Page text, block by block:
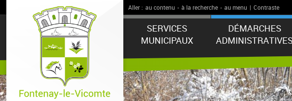
Aller : au contenu - à la recherche - au menu | Contraste
SERVICES
MUNICIPAUX
DÉMARCHES